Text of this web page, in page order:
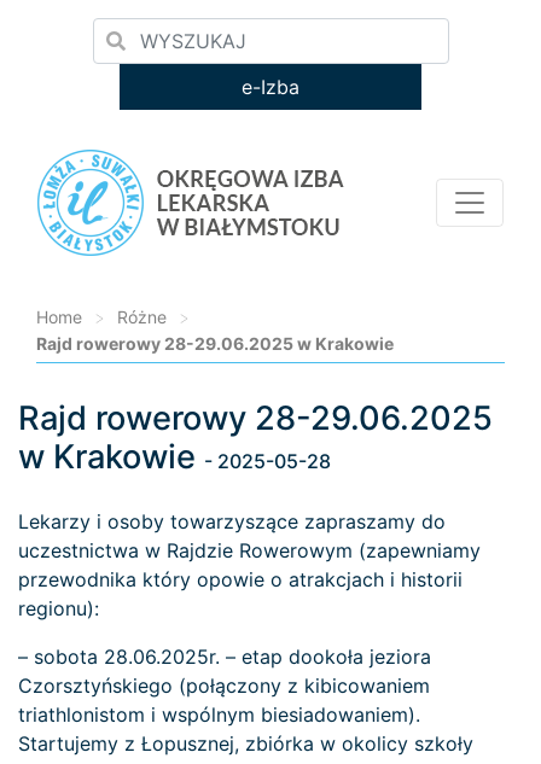
e-Izba
Home > Różne
>
Rajd rowerowy 28-29.06.2025 w Krakowie
Loading...
Rajd rowerowy 28-29.06.2025
w Krakowie - 2025-05-28
Lekarzy i osoby towarzyszące zapraszamy do
uczestnictwa w Rajdzie Rowerowym (zapewniamy
przewodnika który opowie o atrakcjach i historii
regionu):
– sobota 28.06.2025r. – etap dookoła jeziora
Czorsztyńskiego (połączony z kibicowaniem
triathlonistom i wspólnym biesiadowaniem).
Startujemy z Łopusznej, zbiórka w okolicy szkoły